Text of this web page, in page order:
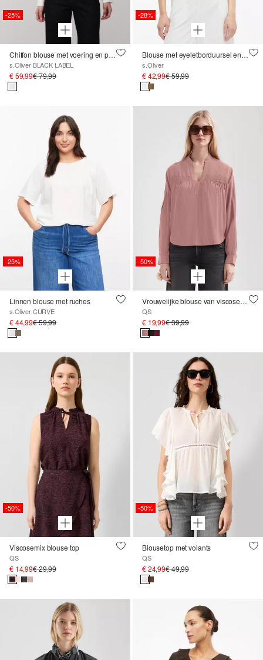
-25%
Chiffon blouse met voering en plooidetail op de kraag
s.Oliver BLACK LABEL
€ 59,99€ 79,99
-28%
Blouse met eyeletborduursel en ballonmouwen
s.Oliver
€ 42,99€ 59,99
-25%
Linnen blouse met ruches
s.Oliver CURVE
€ 44,99€ 59,99
-50%
Vrouwelijke blouse van viscose met smokdetail
QS
€ 19,99€ 39,99
-50%
Viscosemix blouse top
QS
€ 14,99€ 29,99
-50%
Blousetop met volants
QS
€ 24,99€ 49,99